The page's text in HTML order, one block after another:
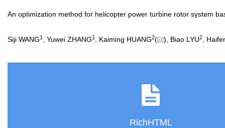
An optimization method for helicopter power turbine rotor system
Siji WANG1 , Yuwei ZHANG1 , Kaiming HUANG2( ), Biao LYU2 ,
RichHTML